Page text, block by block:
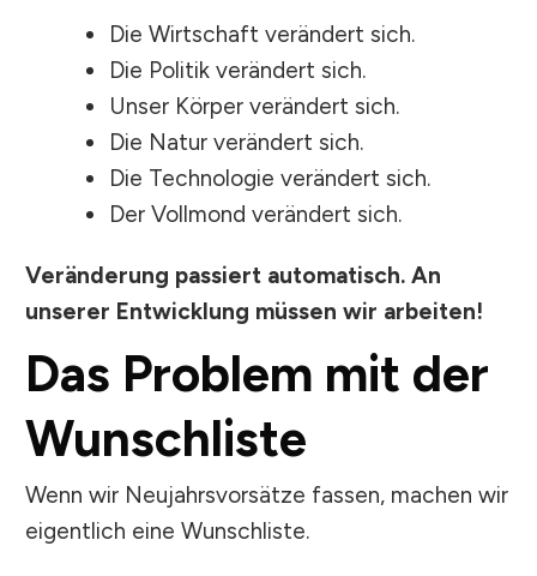
Die Wirtschaft verändert sich.
Die Politik verändert sich.
Unser Körper verändert sich.
Die Natur verändert sich.
Die Technologie verändert sich.
Der Vollmond verändert sich.
Veränderung passiert automatisch. An
unserer Entwicklung müssen wir arbeiten!
Das Problem mit der
Wunschliste
Wenn wir Neujahrsvorsätze fassen, machen wir
eigentlich eine Wunschliste.